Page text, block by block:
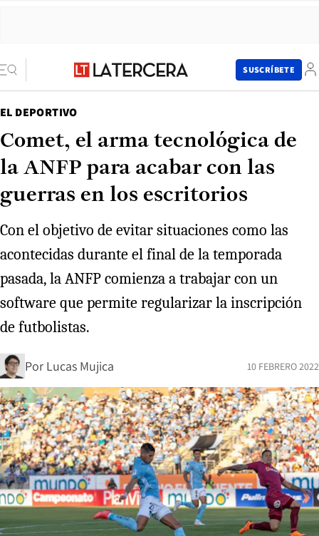
SUSCRÍBETE
EL DEPORTIVO
Comet, el arma tecnológica de
la ANFP para acabar con las
guerras en los escritorios
Con el objetivo de evitar situaciones como las
acontecidas durante el final de la temporada
pasada, la ANFP comienza a trabajar con un
software que permite regularizar la inscripción
de futbolistas.
Por Lucas Mujica 10 FEBRERO 2022